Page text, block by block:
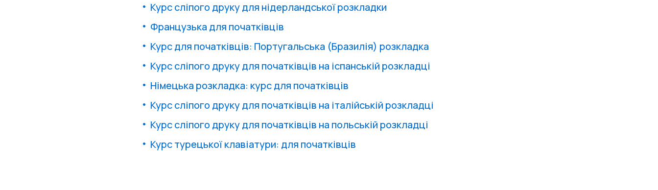
Курс сліпого друку для нідерландської розкладки
Французька для початківців
Курс для початківців: Португальська (Бразилія) розкладка
Курс сліпого друку для початківців на іспанській розкладці
Німецька розкладка: курс для початківців
Курс сліпого друку для початківців на італійській розкладці
Курс сліпого друку для початківців на польській розкладці
Курс турецької клавіатури: для початківців